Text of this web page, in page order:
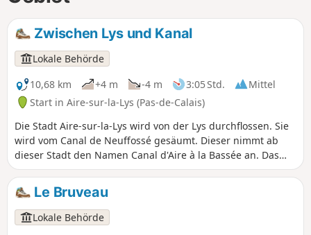
Zwischen Lys und Kanal
Lokale Behörde
10,68 km
+4 m -4 m 3:05 Std.
Mittel
Start in Aire-sur-la-Lys (Pas-de-Calais)
Die Stadt Aire-sur-la-Lys wird von der Lys durchflossen. Sie
wird vom Canal de Neuffossé gesäumt. Dieser nimmt ab
dieser Stadt den Namen Canal d'Aire à la Bassée an. Das
Bassin des quatre Faces ermöglichte es den Schiffen früher,
zu wenden und in die gewünschte Richtung zu gehen: in
Richtung Stadt, Lys, Kanal nach Saint-Omer oder Béthune.
Es handelt sich um einen markierten Wanderweg der
Communauté d'Agglomération du Pays de Saint-Omer.
Le Bruveau
Lokale Behörde